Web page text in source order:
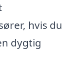
hvis du
dygtig